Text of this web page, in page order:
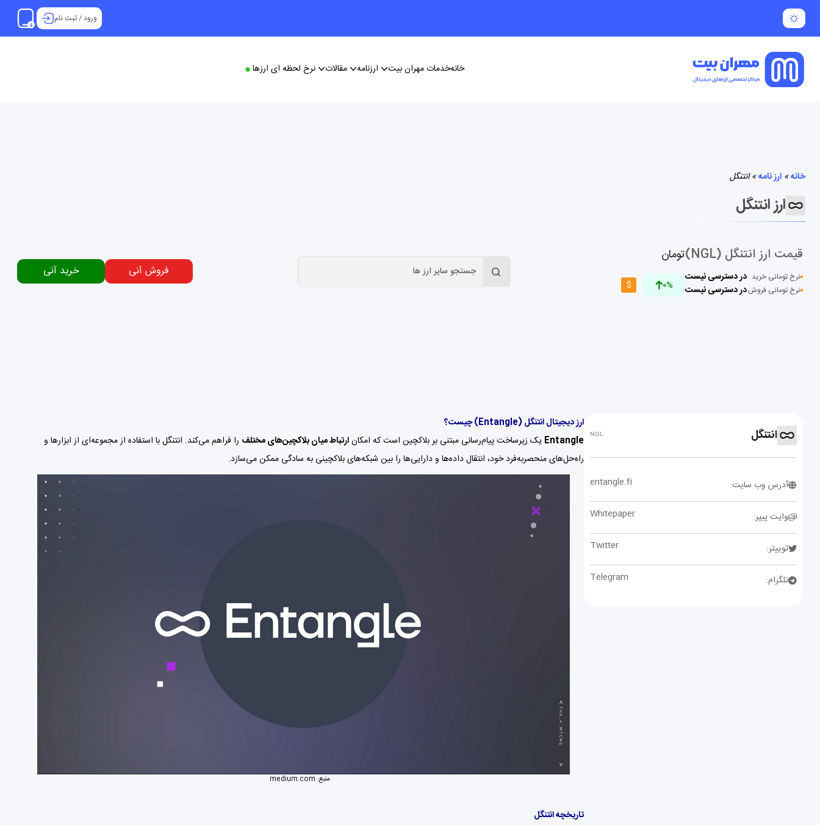
ورود/ثبت نام
خانهخدمات مهران بیت ارزنامه مقالات نرخ لحظه ای ارزها
خانه» ارز نامه»انتنگل
ارز انتنگل
قیمت ارز انتنگل (NGL)
نرخ تومانی خرید در دسترسی نیست
نرخ تومانی فروشدر دسترسی نیست
تومان
0%
$
فروش آنی خرید آنی
انتنگل NGL
آدرس وب سایت: entangle.fi
وایت پیپر: Whitepaper
توییتر: Twitter
تلگرام: Telegram
ارز دیجیتال انتنگل (Entangle) چیست؟
Entangle یک زیرساخت پیام‌رسانی مبتنی بر بلاکچین است که امکانارتباط میان بلاکچین‌های مختلف را فراهم می‌کند. انتنگل با استفاده از مجموعه‌ای از ابزارها و
راه‌حل‌های منحصربه‌فرد خود، انتقال داده‌ها و دارایی‌ها را بین شبکه‌های بلاکچینی به سادگی ممکن می‌سازد.
منبع: medium.com
تاریخچه انتنگل